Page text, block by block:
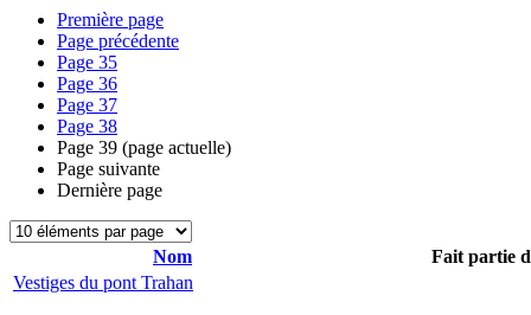
Première page
Page précédente
Page 35
Page 36
Page 37
Page 38
Page 39 (page actuelle)
Page suivante
Dernière page
Nom
Fait partie
Vestiges du pont Trahan